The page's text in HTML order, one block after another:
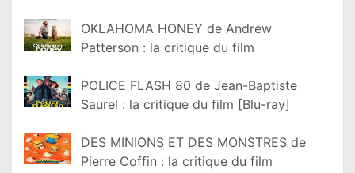
OKLAHOMA HONEY de Andrew
Patterson : la critique du film
POLICE FLASH 80 de Jean-Baptiste
Saurel : la critique du film [Blu-ray]
DES MINIONS ET DES MONSTRES de
Pierre Coffin : la critique du film